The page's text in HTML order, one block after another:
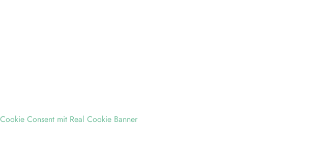
Cookie Consent mit Real Cookie Banner